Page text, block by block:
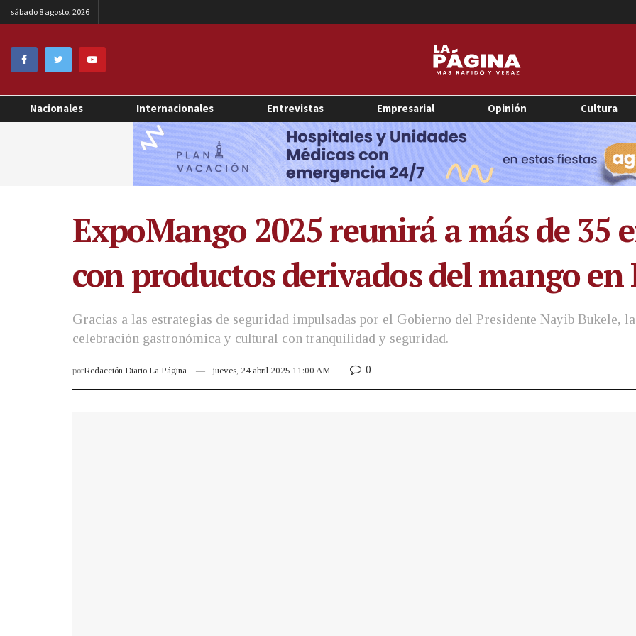
sábado 8 agosto, 2026
Nacionales Internacionales Entrevistas Empresarial Opinión Cultura
ExpoMango 2025 reunirá a más de 35
con productos derivados del mango
Gracias a las estrategias de seguridad impulsadas por el Gobierno del Presidente Nayib Bukele,
celebración gastronómica y cultural con tranquilidad y seguridad.
porRedacción Diario La Página jueves, 24 abril 2025 11:00 AM 0